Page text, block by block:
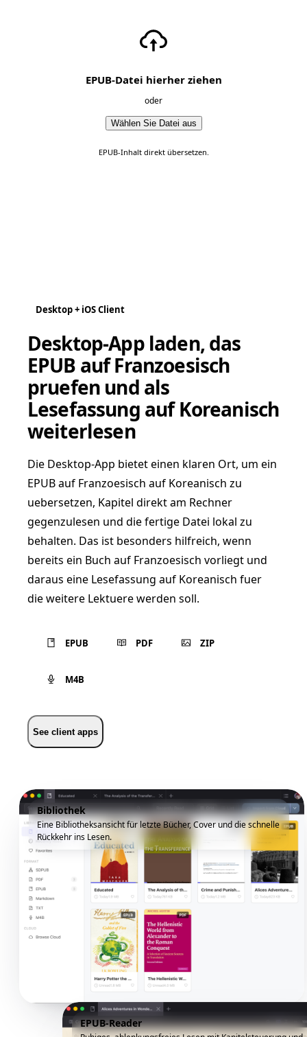
EPUB-Datei hierher ziehen
oder
Wählen Sie Datei aus
EPUB-Inhalt direkt übersetzen.
Desktop + iOS Client
Desktop-App laden, das
EPUB auf Franzoesisch
pruefen und als
Lesefassung auf Koreanisch
weiterlesen
Die Desktop-App bietet einen klaren Ort, um ein
EPUB auf Franzoesisch auf Koreanisch zu
uebersetzen, Kapitel direkt am Rechner
gegenzulesen und die fertige Datei lokal zu
behalten. Das ist besonders hilfreich, wenn
bereits ein Buch auf Franzoesisch vorliegt und
daraus eine Lesefassung auf Koreanisch fuer
die weitere Lektuere werden soll.
EPUB PDF ZIP
M4B
See client apps
Bibliothek
Eine Bibliotheksansicht für letzte Bücher, Cover und die schnelle
Rückkehr ins Lesen.
EPUB-Reader